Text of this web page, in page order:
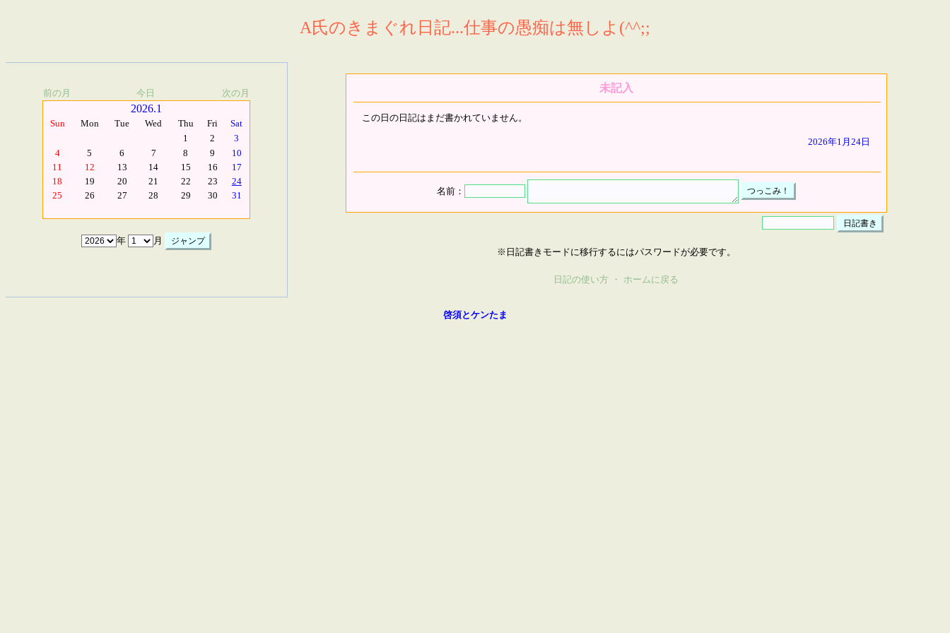
A氏のきまぐれ日記...仕事の愚痴は無しよ(^^;;
前の月 今日 次の月
2026.1
Sun Mon Tue Wed Thu Fri
Sat
1
2
3
4
5 6 7 8 9
10
11
12 13 14 15 16
17
18
19 20 21 22 23
24
25
26 27 28 29 30 31
年 月
未記入
この日の日記はまだ書かれていません。
2026年1月24日
名前：
※日記書きモードに移行するにはパスワードが必要です。
日記の使い方 ・ ホームに戻る
啓須とケンたま